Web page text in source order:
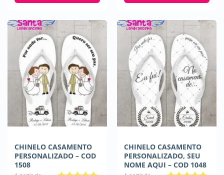
CHINELO CASAMENTO
PERSONALIZADO – COD
1508
CHINELO CASAMENTO
PERSONALIZADO, SEU
NOME AQUI – COD 1048